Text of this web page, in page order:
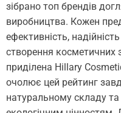
зібрано топ брендів
виробництва. Кожен
ефективність,
створення косметичних
приділена Hillary
очолює цей рейтинг
натуральному складу та